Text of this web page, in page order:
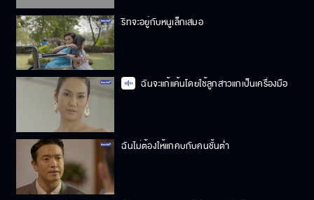
ริทจะอยู่กับหนูเล็กเสมอ
ฉันจะแก้แค้นโดยใช้ลูกสาวแกเป็นเครื่องมือ
ฉันไม่ต้องให้แกคบกับคนชั้นต่ำ